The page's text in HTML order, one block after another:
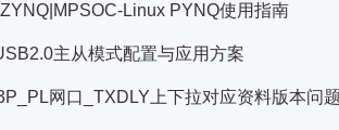
Linux PYNQ使用指南
主从模式配置与应用方案
网口_TXDLY上下拉对应资料版本问